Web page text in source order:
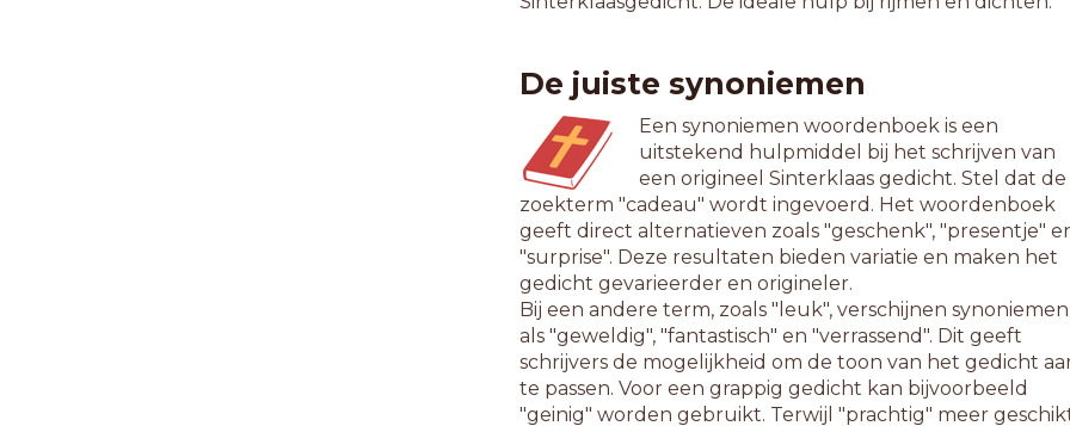
De juiste synoniemen
Een synoniemen woordenboek is een
uitstekend hulpmiddel bij het schrijven van
een origineel Sinterklaas gedicht. Stel dat de
zoekterm "cadeau" wordt ingevoerd. Het woordenboek
geeft direct alternatieven zoals "geschenk", "presentje"
"surprise". Deze resultaten bieden variatie en maken het
gedicht gevarieerder en origineler.
Bij een andere term, zoals "leuk", verschijnen synoniemen
als "geweldig", "fantastisch" en "verrassend". Dit geeft
schrijvers de mogelijkheid om de toon van het gedicht
te passen. Voor een grappig gedicht kan bijvoorbeeld
"geinig" worden gebruikt. Terwijl "prachtig" meer